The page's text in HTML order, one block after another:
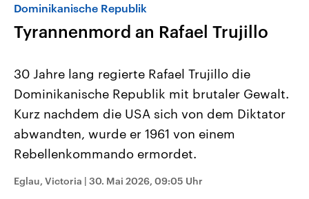
Landtagswahl Sachsen-Anhalt
Sachsen-Anhalt wählt am 6.
USA
Wirtschaftlich und
Dominikanische Republik
Tyrannenmord an Rafael Trujillo
30 Jahre lang regierte Rafael Trujillo die
Dominikanische Republik mit brutaler Gewalt.
Kurz nachdem die USA sich von dem Diktator
abwandten, wurde er 1961 von einem
Rebellenkommando ermordet.
Eglau, Victoria | 30. Mai 2026, 09:05 Uhr